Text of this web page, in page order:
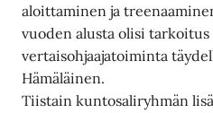
aloittaminen ja
vuoden alusta olisi tarkoitus
vertaisohjaajatoiminta
Hämäläinen.
Tiistain kuntosaliryhmän